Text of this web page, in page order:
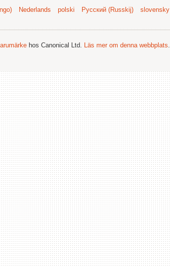
Nederlands polski Русский (Russkij) slovensky
hos Canonical Ltd. Läs mer om denna webbplats.